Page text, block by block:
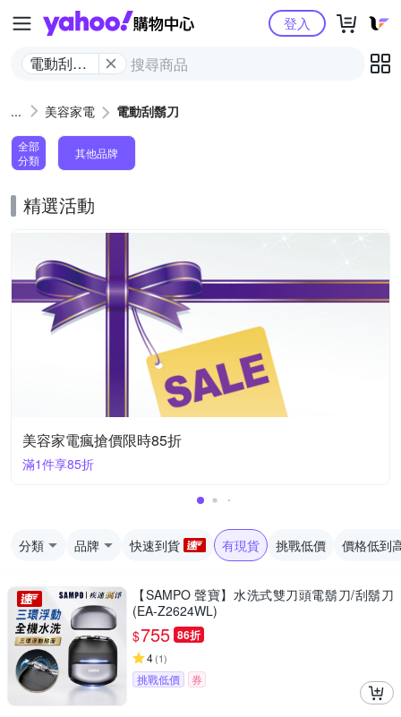
Yahoo購物中心
電動刮鬍
登入
美容家電 電動刮鬍刀
全部
分類
其他品牌
精選活動
美容家電瘋搶價限時85折
滿1件享85折
分類 品牌 快速到貨 有現貨 挑戰低價 價格低到
【SAMPO 聲寶】水洗式雙刀頭電鬍刀/刮鬍刀
(EA-Z2624WL)
$755 86折
4(1)
挑戰低價 券